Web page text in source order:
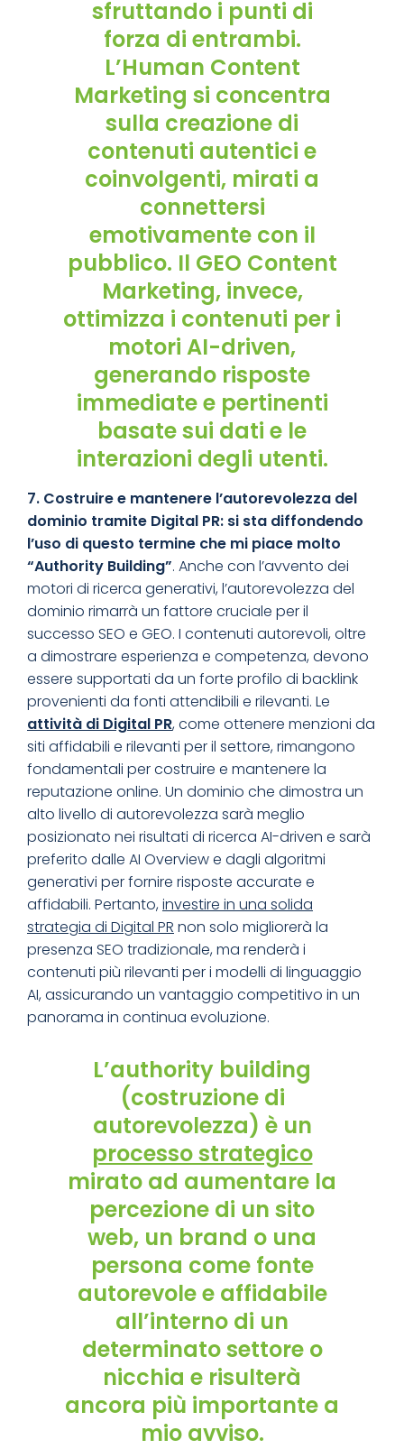
sfruttando i punti di
forza di entrambi.
L’Human Content
Marketing si concentra
sulla creazione di
contenuti autentici e
coinvolgenti, mirati a
connettersi
emotivamente con il
pubblico. Il GEO Content
Marketing, invece,
ottimizza i contenuti per i
motori AI-driven,
generando risposte
immediate e pertinenti
basate sui dati e le
interazioni degli utenti.
7. Costruire e mantenere l’autorevolezza del
dominio tramite Digital PR: si sta diffondendo
l’uso di questo termine che mi piace molto
“Authority Building”. Anche con l’avvento dei
motori di ricerca generativi, l’autorevolezza del
dominio rimarrà un fattore cruciale per il
successo SEO e GEO. I contenuti autorevoli, oltre
a dimostrare esperienza e competenza, devono
essere supportati da un forte profilo di backlink
provenienti da fonti attendibili e rilevanti. Le
attività di Digital PR, come ottenere menzioni da
siti affidabili e rilevanti per il settore, rimangono
fondamentali per costruire e mantenere la
reputazione online. Un dominio che dimostra un
alto livello di autorevolezza sarà meglio
posizionato nei risultati di ricerca AI-driven e sarà
preferito dalle AI Overview e dagli algoritmi
generativi per fornire risposte accurate e
affidabili. Pertanto,investire in una solida
strategia di Digital PR non solo migliorerà la
presenza SEO tradizionale, ma renderà i
contenuti più rilevanti per i modelli di linguaggio
AI, assicurando un vantaggio competitivo in un
panorama in continua evoluzione.
L’authority building
(costruzione di
autorevolezza) è un
processo strategico
mirato ad aumentare la
percezione di un sito
web, un brand o una
persona come fonte
autorevole e affidabile
all’interno di un
determinato settore o
nicchia e risulterà
ancora più importante a
mio avviso.